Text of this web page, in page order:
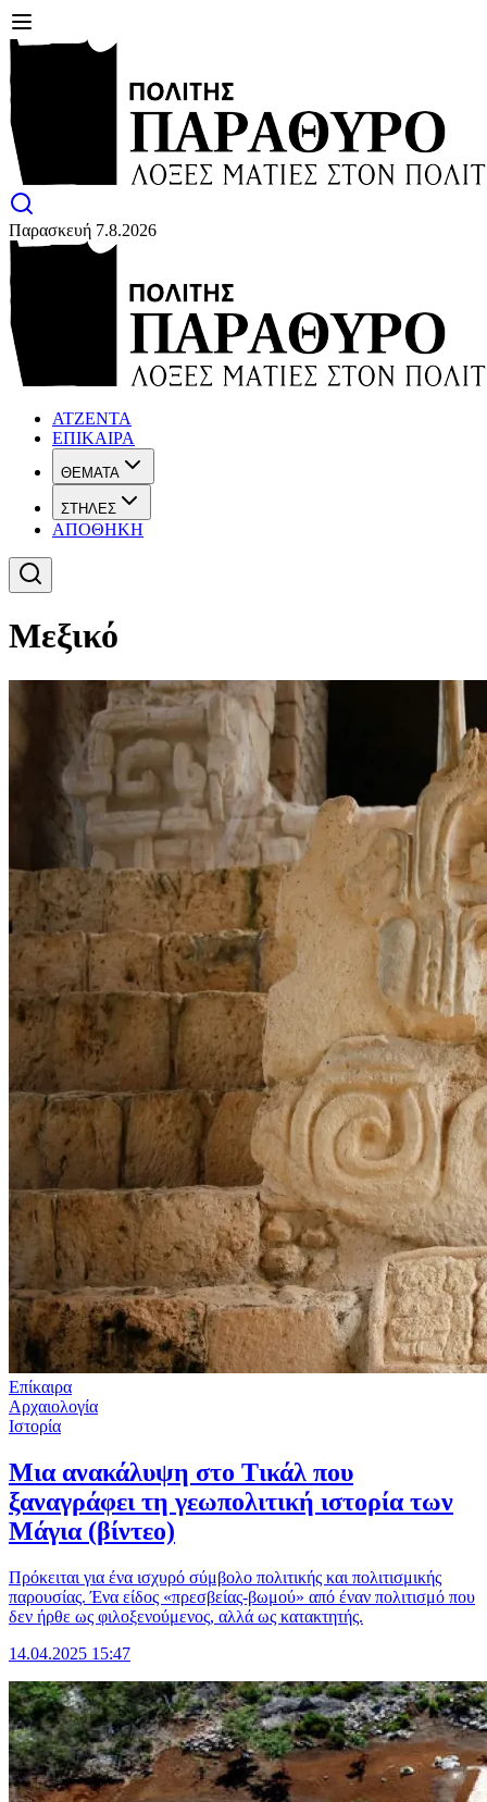
Παρασκευή 7.8.2026
ΑΤΖΕΝΤΑ
ΕΠΙΚΑΙΡΑ
ΘΕΜΑΤΑ
ΣΤΗΛΕΣ
ΑΠΟΘΗΚΗ
Μεξικό
Επίκαιρα
Αρχαιολογία
Ιστορία
Μια ανακάλυψη στο Τικάλ που
ξαναγράφει τη γεωπολιτική ιστορία των
Μάγια (βίντεο)
Πρόκειται για ένα ισχυρό σύμβολο πολιτικής και πολιτισμικής
παρουσίας. Ένα είδος «πρεσβείας-βωμού» από έναν πολιτισμό που
δεν ήρθε ως φιλοξενούμενος, αλλά ως κατακτητής.
14.04.2025 15:47